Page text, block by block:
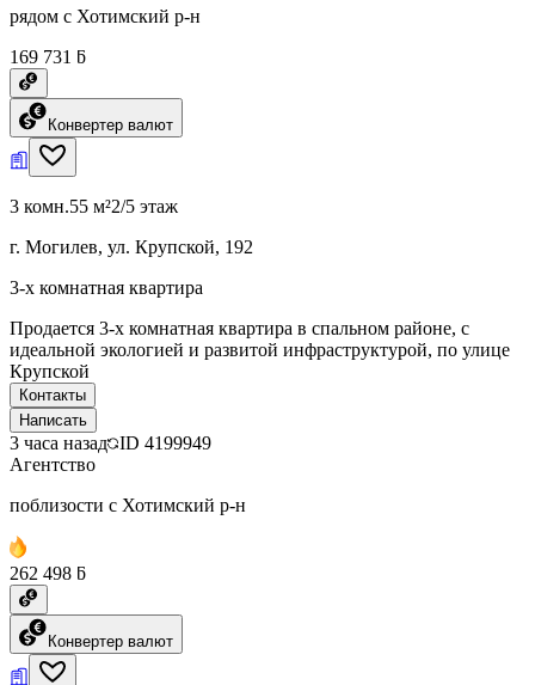
рядом с Хотимский р-н
169 731 ƃ
Конвертер валют
3 комн.55 м²2/5 этаж
г. Могилев, ул. Крупской, 192
3-х комнатная квартира
Продается 3-х комнатная квартира в спальном районе, с
идеальной экологией и развитой инфраструктурой, по улице
Крупской
Контакты
Написать
3 часа назад ID 4199949
Агентство
поблизости с Хотимский р-н
262 498 ƃ
Конвертер валют